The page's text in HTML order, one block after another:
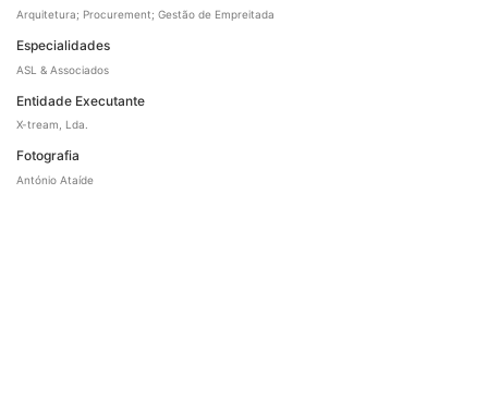
Arquitetura; Procurement; Gestão de Empreitada
Especialidades
ASL & Associados
Entidade Executante
X-tream, Lda.
Fotografia
António Ataíde